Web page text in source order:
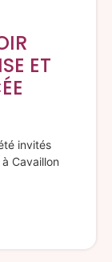
ET
invités
Cavaillon